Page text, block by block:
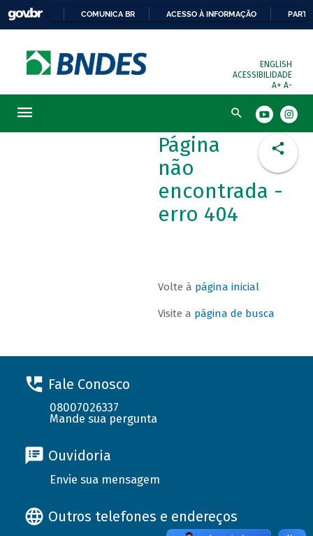
COMUNICA BR ACESSO À INFORMAÇÃO
ENGLISH
ACESSIBILIDADE
A+ A-
Busca
Página
não
encontrada -
erro 404
Volte à página inicial
Visite a página de busca
Fale Conosco
08007026337
Mande sua pergunta
Ouvidoria
Envie sua mensagem
Outros telefones e endereços